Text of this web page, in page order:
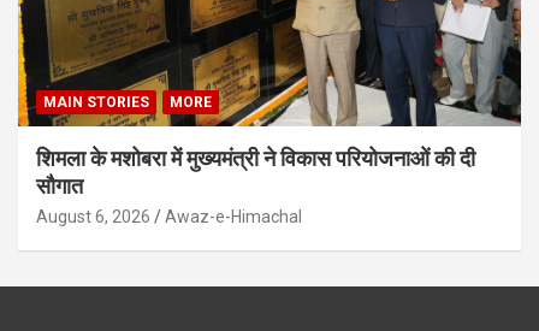
MAIN STORIES MORE
शिमला के मशोबरा में मुख्यमंत्री ने विकास परियोजनाओं की दी
सौगात
August 6, 2026 Awaz-e-Himachal